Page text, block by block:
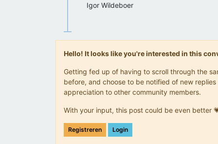
Igor Wildeboer
Hello! It looks like you're interested in this
Getting fed up of having to scroll through the
before, and choose to be notified of new
appreciation to other community members.
With your input, this post could be even better
Registreren Login